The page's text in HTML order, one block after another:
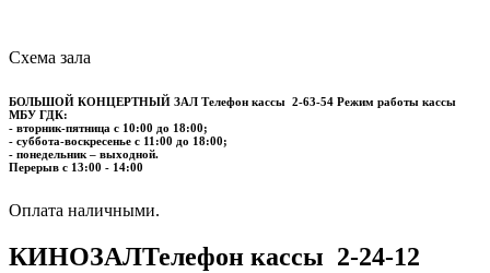
Схема зала
БОЛЬШОЙ КОНЦЕРТНЫЙ ЗАЛ Телефон кассы 2-63-54 Режим работы кассы
МБУ ГДК:
- вторник-пятница с 10:00 до 18:00;
- суббота-воскресенье с 11:00 до 18:00;
- понедельник – выходной.
Перерыв с 13:00 - 14:00
​​​​​​​Оплата наличными.
КИНОЗАЛТелефон кассы 2-24-12